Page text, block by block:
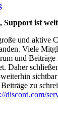
Support ist
und aktive
Viele
und Beiträge
Daher
zu
discord.com/